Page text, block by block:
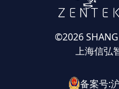
©2026
上海信弘
备案号: